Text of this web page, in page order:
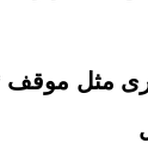
مثل